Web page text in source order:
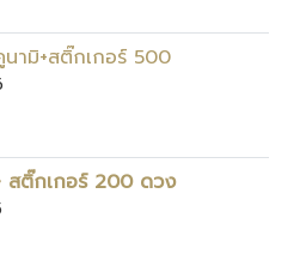
นามิ+สติ๊กเกอร์ 500
สติ๊กเกอร์ 200 ดวง